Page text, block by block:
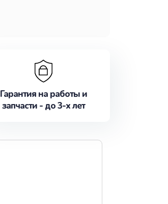
Гарантия на работы и
запчасти - до 3-х лет